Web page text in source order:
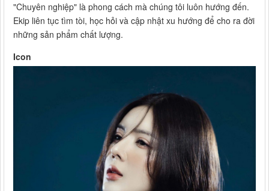
"Chuyên nghiệp" là phong cách mà chúng tôi luôn hướng đến.
Ekip liên tục tìm tòi, học hỏi và cập nhật xu hướng để cho ra đời
những sản phẩm chất lượng.
Icon